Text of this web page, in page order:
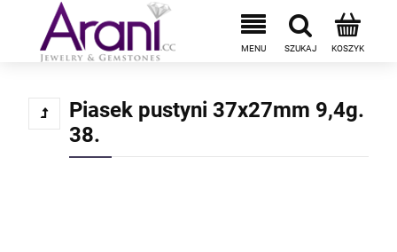
Piasek pustyni 37x27mm 9,4g.
38.